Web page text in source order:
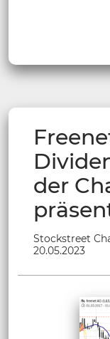
der
Stockstreet
20.05.2023